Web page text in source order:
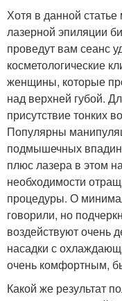
Хотя в данной
лазерной эпиляции
проведут вам сеанс
косметологические
женщины, которые
над верхней губой.
присутствие тонких
Популярны
подмышечных
плюс лазера в этом
необходимости
процедуры. О
говорили, но
воздействуют очень
насадки с
очень комфортным,
Какой же результат